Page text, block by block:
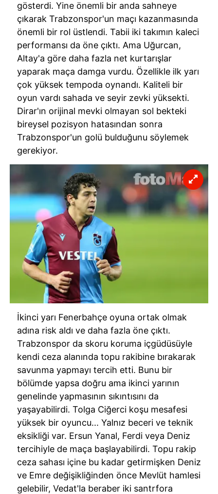
verileriniz işlenmekte olup gerekli olan çerezler bilgi
toplumu hizmetlerinin sunulması amacıyla
kullanılmaktadır. Diğer çerezler, sitemizin daha işlevsel
kılınması ve kişiselleştirilmesi ve sizlere yönelik
reklam/pazarlama faaliyetlerinin yapılması, amaçlarıyla
sınırlı olarak açık rızanız dahilinde kullanılacaktır.
Çerezlere ilişkin tercihlerinizi aşağıda yer alan panel
vasıtasıyla belirleyebilirsiniz. Çerezlere ilişkin detaylı bilgi
için Ayarlar butonuna tıklayabilir,
Çerez Bilgilendirme
Metnimiziziyaret edebilirsiniz.
6698 sayılı Kişisel Verilerin Korunması Kanunu uyarınca
hazırlanmış Aydınlatma Metnimizi okumak ve sitemizde
ilgili mevzuata uygun olarak kullanılan çerezlerle ilgili bilgi
almak için lütfentıklayınız.
gösterdi. Yine önemli bir anda sahneye
çıkarak Trabzonspor'un maçı kazanmasında
önemli bir rol üstlendi. Tabii iki takımın kaleci
performansı da öne çıktı. Ama Uğurcan,
Altay'a göre daha fazla net kurtarışlar
yaparak maça damga vurdu. Özellikle ilk yarı
çok yüksek tempoda oynandı. Kaliteli bir
oyun vardı sahada ve seyir zevki yüksekti.
Dirar'ın orijinal mevki olmayan sol bekteki
bireysel pozisyon hatasından sonra
Trabzonspor'un golü bulduğunu söylemek
gerekiyor.
İkinci yarı Fenerbahçe oyuna ortak olmak
adına risk aldı ve daha fazla öne çıktı.
Trabzonspor da skoru koruma içgüdüsüyle
kendi ceza alanında topu rakibine bırakarak
savunma yapmayı tercih etti. Bunu bir
bölümde yapsa doğru ama ikinci yarının
genelinde yapmasının sıkıntısını da
yaşayabilirdi. Tolga Ciğerci koşu mesafesi
yüksek bir oyuncu... Yalnız beceri ve teknik
eksikliği var. Ersun Yanal, Ferdi veya Deniz
tercihiyle de maça başlayabilirdi. Topu rakip
ceza sahası içine bu kadar getirmişken Deniz
ve Emre değişikliğinden önce Mevlüt hamlesi
gelebilir, Vedat'la beraber iki santrfora